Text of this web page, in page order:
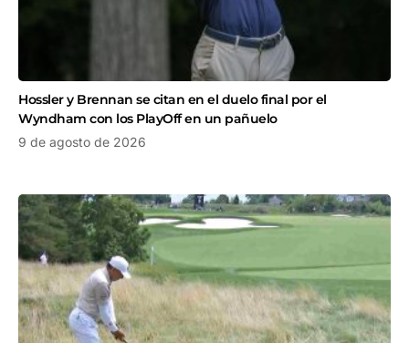
Hossler y Brennan se citan en el duelo final por el
Wyndham con los PlayOff en un pañuelo
9 de agosto de 2026